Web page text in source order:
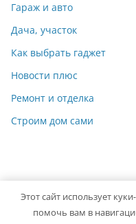
Гараж и авто
Дача, участок
Как выбрать гаджет
Новости плюс
Ремонт и отделка
Строим дом сами
Copyright © 2026 Мастер
Этот сайт использует
помочь вам в